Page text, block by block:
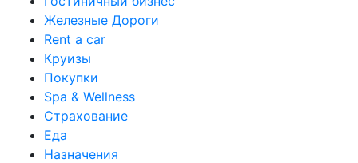
Железные Дороги
Rent a car
Круизы
Покупки
Spa & Wellness
Страхование
Еда
Назначения